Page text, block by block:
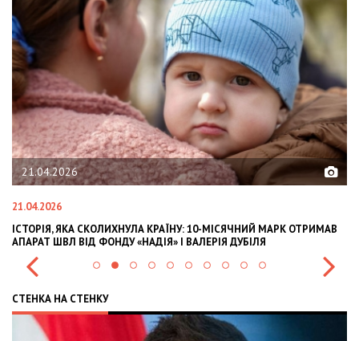
02.02.2026
02.02.2026
OLEKSII ABASOV: HOW UKRAINIAN BUSINESSES CAN ATTRACT
INTERNATIONAL INVESTMENTS AND HEDGE RISKS DURING WAR
СТЕНКА НА СТЕНКУ